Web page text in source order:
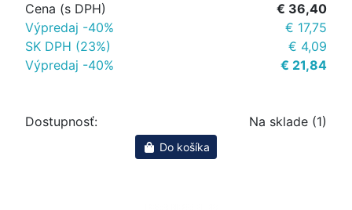
Cena (s DPH)
€ 36,40
Výpredaj -40%
€ 17,75
SK DPH (23%)
€ 4,09
Výpredaj -40%
€ 21,84
Dostupnosť: Na sklade (1)
Do košíka